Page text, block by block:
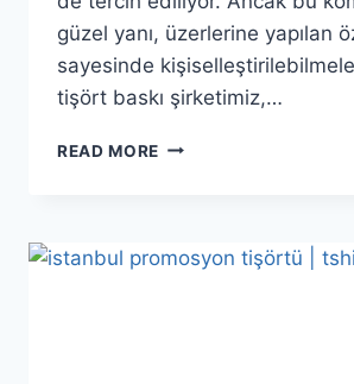
güzel yanı, üzerlerine yapılan
sayesinde
tişört baskı şirketimiz,…
READ MORE